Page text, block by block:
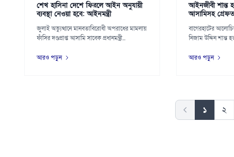
শেখ হাসিনা দেশে ফিরলে আইন অনুযায়ী
ব্যবস্থা নেওয়া হবে: আইনমন্ত্রী
জুলাই অভ্যুত্থানে মানবতাবিরোধী অপরাধের মামলায়
ফাঁসির দণ্ডপ্রাপ্ত আসামি সাবেক প্রধানমন্ত্রী...
আরও পড়ুন
আইনজীবী শান্ত
আসামিসহ
বাগেরহাটের
নিজাম উদ্দিন শান্ত
আরও পড়ুন
১ ২